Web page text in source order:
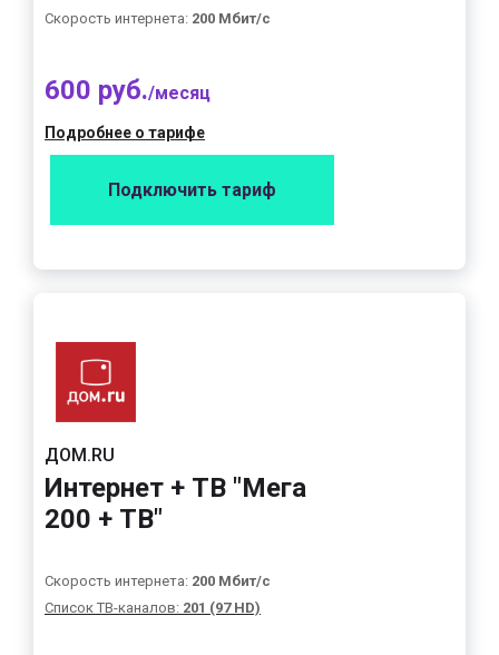
Скорость интернета: 200 Мбит/с
600 руб./месяц
Подробнее о тарифе
Подключить тариф
ДОМ.RU
Интернет + ТВ "Мега
200 + ТВ"
Скорость интернета: 200 Мбит/с
Список ТВ-каналов: 201 (97 HD)